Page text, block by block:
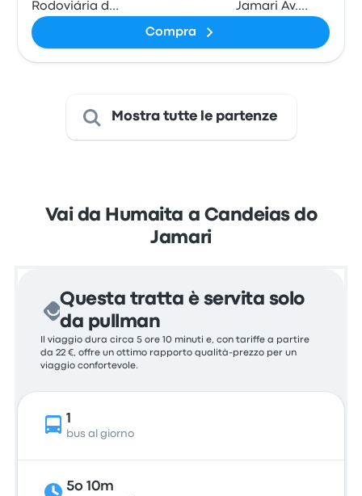
Rodoviária de
Humaitá
Jamari Av.
Compra
Mostra tutte le partenze
Vai da Humaita a Candeias do
Jamari
Questa tratta è servita solo
da pullman
Il viaggio dura circa 5 ore 10 minuti e, con tariffe a partire
da 22 €, offre un ottimo rapporto qualità-prezzo per un
viaggio confortevole.
1
bus al giorno
5o 10m